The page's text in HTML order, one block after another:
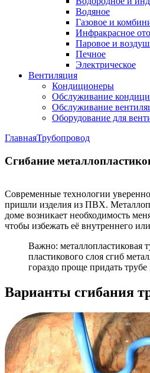
Водяное
Газовое и
Инфракрасное
Паровое и
Печное
Электрическое
Вентиляция
Кондиционеры
Обслуживание
Обслуживание
Оборудование для
ГлавнаяТрубопровод
Сгибание
Современные технологии
пришли изделия из ПВХ.
доме возникает необходимость
чтобы избежать её внутреннего
Важно: металлопластиковая
пластикового слоя сгиб
гораздо проще придать
Варианты сгибания